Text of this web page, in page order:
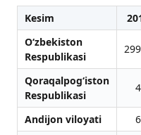
Kesim
O‘zbekiston
Respublikasi
Qoraqalpog‘iston
Respublikasi
Andijon viloyati